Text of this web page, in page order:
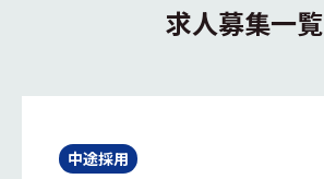
求人募集一覧
中途採用